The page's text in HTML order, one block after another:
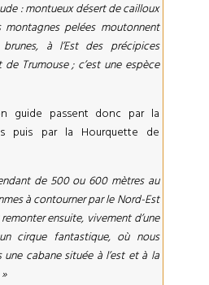
: montueux désert de cailloux
pelées moutonnent
à l’Est des précipices
Trumouse ; c’est une espèce
guide passent donc par la
puis par la Hourquette de
de 500 ou 600 mètres au
à contourner par le Nord-Est
ensuite, vivement d’une
cirque fantastique, où nous
cabane située à l’est et à la